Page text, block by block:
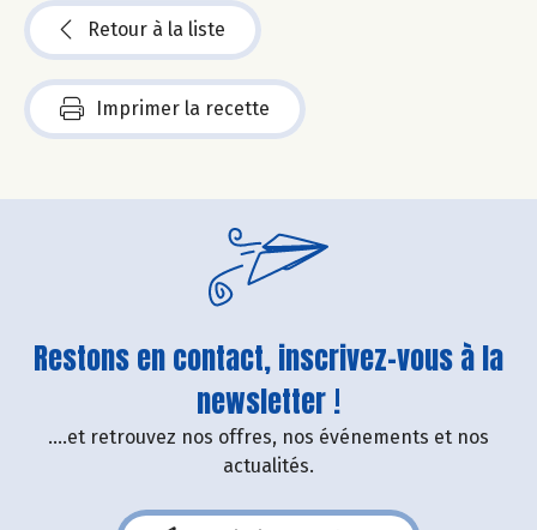
Retour à la liste
Imprimer la recette
Restons en contact, inscrivez-vous à la
newsletter !
....et retrouvez nos offres, nos événements et nos
actualités.